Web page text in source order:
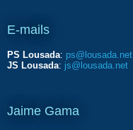
E-mails
PS Lousada: ps@lousada.net
JS Lousada: js@lousada.net
Jaime Gama